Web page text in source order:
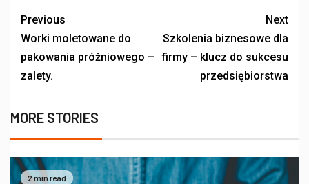
Previous
Worki moletowane do
pakowania próżniowego –
zalety.
Next
Szkolenia biznesowe dla
firmy – klucz do sukcesu
przedsiębiorstwa
MORE STORIES
2 min read